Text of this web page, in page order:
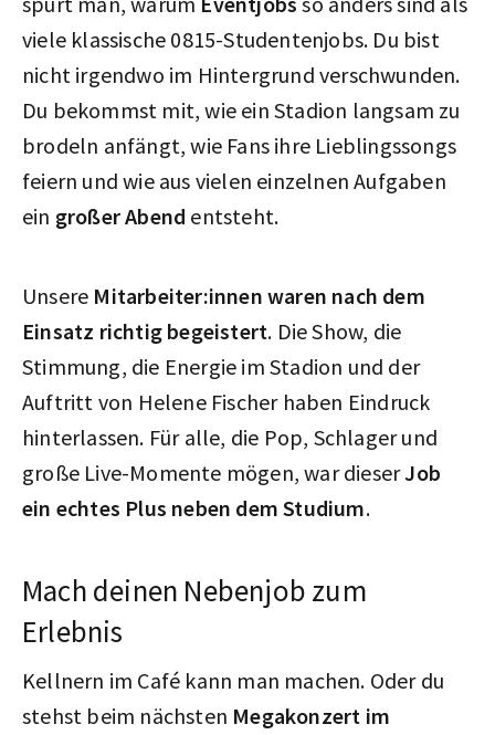
viele klassische 0815-Studentenjobs. Du bist
nicht irgendwo im Hintergrund verschwunden.
Du bekommst mit, wie ein Stadion langsam zu
brodeln anfängt, wie Fans ihre Lieblingssongs
feiern und wie aus vielen einzelnen Aufgaben
ein großer Abend entsteht.
Unsere Mitarbeiter:innen waren nach dem
Einsatz richtig begeistert. Die Show, die
Stimmung, die Energie im Stadion und der
Auftritt von Helene Fischer haben Eindruck
hinterlassen. Für alle, die Pop, Schlager und
große Live-Momente mögen, war dieserJob
ein echtes Plus neben dem Studium.
Mach deinen Nebenjob zum
Erlebnis
Kellnern im Café kann man machen. Oder du
stehst beim nächsten Megakonzert im